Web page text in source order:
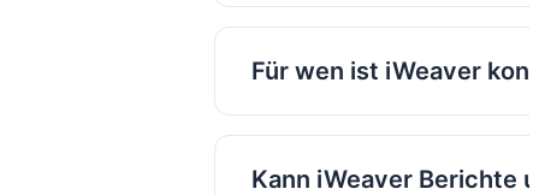
Ja. Die Ergebnisse können
Wissensdatenbanken
Für wen ist iWeaver
iWeaver ist für Forscher,
Marketingfachleute und
Kann iWeaver Berichte